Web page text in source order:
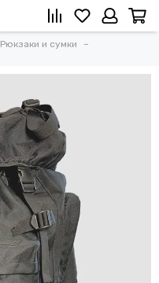
Рюкзаки и сумки